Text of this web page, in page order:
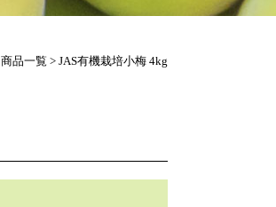
商品一覧 > JAS有機栽培小梅 4kg